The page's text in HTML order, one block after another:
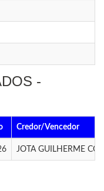
-
Credor/Vencedor
JOTA GUILHERME